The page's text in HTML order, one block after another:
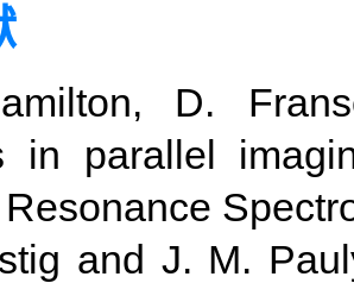
D.
in parallel
and J. M.